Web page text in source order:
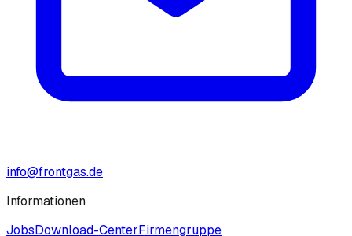
info@frontgas.de
Informationen
JobsDownload-CenterFirmengruppe